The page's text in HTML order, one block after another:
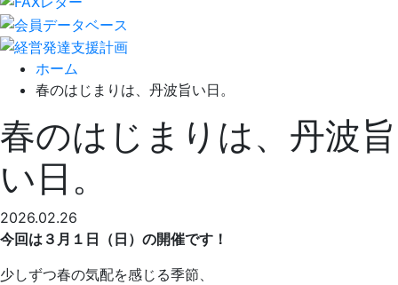
ホーム
春のはじまりは、丹波旨い日。
春のはじまりは、丹波旨
い日。
2026.02.26
今回は３月１日（日）の開催です！
少しずつ春の気配を感じる季節、